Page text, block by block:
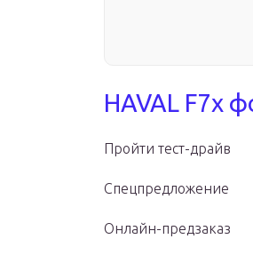
HAVAL F7x
Пройти тест-драйв
Спецпредложение
Онлайн-предзаказ